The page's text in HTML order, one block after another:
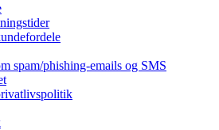
spam/phishing-emails og SMS